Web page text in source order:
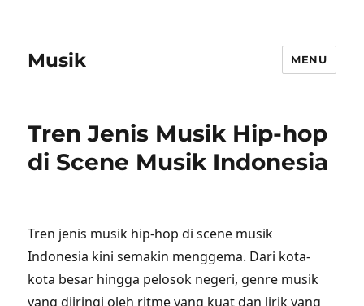
Musik MENU
Tren Jenis Musik Hip-hop
di Scene Musik Indonesia
Tren jenis musik hip-hop di scene musik
Indonesia kini semakin menggema. Dari kota-
kota besar hingga pelosok negeri, genre musik
yang diiringi oleh ritme yang kuat dan lirik yang